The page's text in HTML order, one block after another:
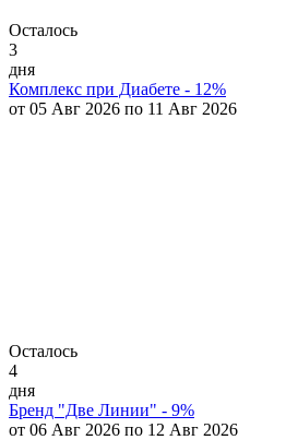
Осталось
3
дня
Комплекс при Диабете - 12%
от 05 Авг 2026 по 11 Авг 2026
Осталось
4
дня
Бренд "Две Линии" - 9%
от 06 Авг 2026 по 12 Авг 2026